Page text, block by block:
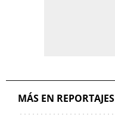
MÁS EN REPORTAJES